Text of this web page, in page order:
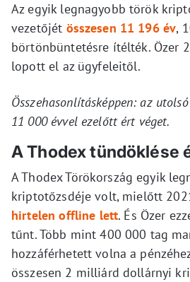
Az egyik legnagyobb török
vezetőjét összesen 11 196 év,
börtönbüntetésre ítélték. Özer
lopott el az ügyfeleitől.
Összehasonlításképpen: az
11 000 évvel ezelőtt ért véget.
A Thodex tündöklése
A Thodex Törökország egyik
kriptotőzsdéje volt, mielőtt
hirtelen offline lett. És Özer
tűnt. Több mint 400 000 tag
hozzáférhetett volna a
összesen 2 milliárd dollárnyi